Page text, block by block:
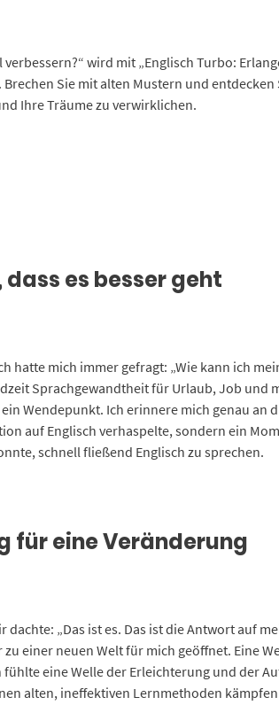
wird mit „Englisch Turbo:
Sie mit alten Mustern und entdecken
Ihre Träume zu verwirklichen.
dass es besser geht
hatte mich immer gefragt: „Wie kann ich
Sprachgewandtheit für Urlaub, Job und
Wendepunkt. Ich erinnere mich genau an
auf Englisch verhaspelte, sondern ein
schnell fließend Englisch zu sprechen.
für eine Veränderung
„Das ist es. Das ist die Antwort auf
einer neuen Welt für mich geöffnet. Eine
eine Welle der Erleichterung und der
alten, ineffektiven Lernmethoden